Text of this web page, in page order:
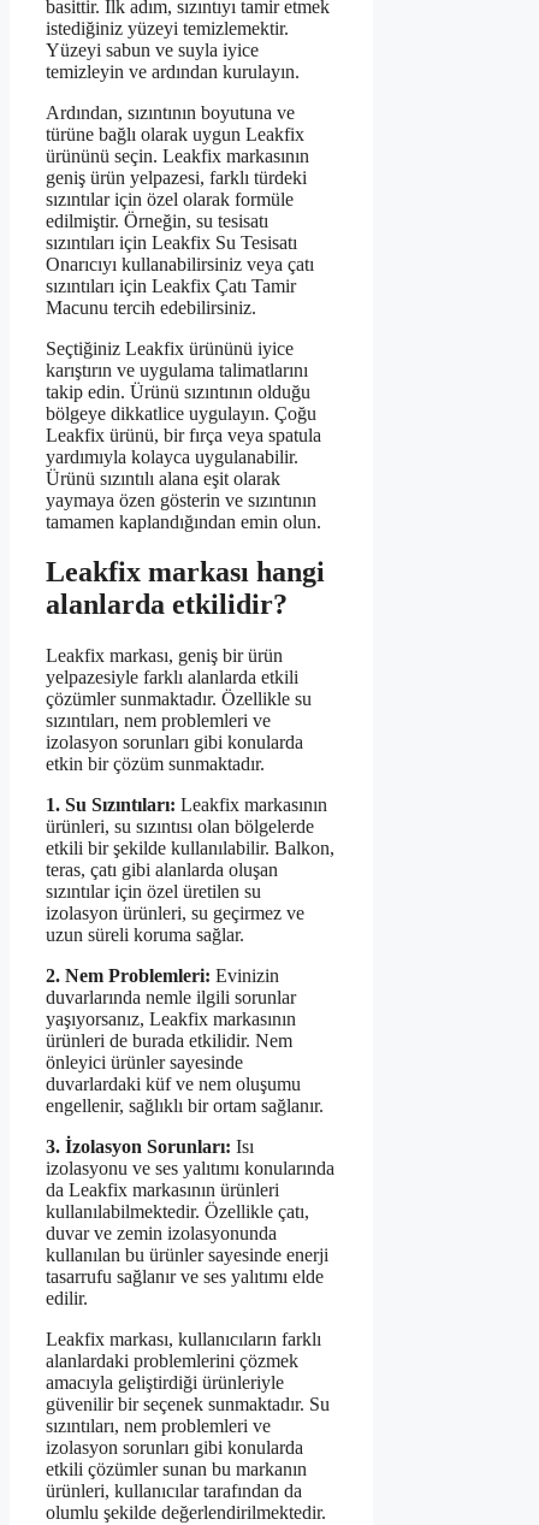
basittir. İlk adım, sızıntıyı tamir etmek
istediğiniz yüzeyi temizlemektir.
Yüzeyi sabun ve suyla iyice
temizleyin ve ardından kurulayın.
Ardından, sızıntının boyutuna ve
türüne bağlı olarak uygun Leakfix
ürününü seçin. Leakfix markasının
geniş ürün yelpazesi, farklı türdeki
sızıntılar için özel olarak formüle
edilmiştir. Örneğin, su tesisatı
sızıntıları için Leakfix Su Tesisatı
Onarıcıyı kullanabilirsiniz veya çatı
sızıntıları için Leakfix Çatı Tamir
Macunu tercih edebilirsiniz.
Seçtiğiniz Leakfix ürününü iyice
karıştırın ve uygulama talimatlarını
takip edin. Ürünü sızıntının olduğu
bölgeye dikkatlice uygulayın. Çoğu
Leakfix ürünü, bir fırça veya spatula
yardımıyla kolayca uygulanabilir.
Ürünü sızıntılı alana eşit olarak
yaymaya özen gösterin ve sızıntının
tamamen kaplandığından emin olun.
Leakfix markası hangi
alanlarda etkilidir?
Leakfix markası, geniş bir ürün
yelpazesiyle farklı alanlarda etkili
çözümler sunmaktadır. Özellikle su
sızıntıları, nem problemleri ve
izolasyon sorunları gibi konularda
etkin bir çözüm sunmaktadır.
1. Su Sızıntıları: Leakfix markasının
ürünleri, su sızıntısı olan bölgelerde
etkili bir şekilde kullanılabilir. Balkon,
teras, çatı gibi alanlarda oluşan
sızıntılar için özel üretilen su
izolasyon ürünleri, su geçirmez ve
uzun süreli koruma sağlar.
2. Nem Problemleri: Evinizin
duvarlarında nemle ilgili sorunlar
yaşıyorsanız, Leakfix markasının
ürünleri de burada etkilidir. Nem
önleyici ürünler sayesinde
duvarlardaki küf ve nem oluşumu
engellenir, sağlıklı bir ortam sağlanır.
3. İzolasyon Sorunları: Isı
izolasyonu ve ses yalıtımı konularında
da Leakfix markasının ürünleri
kullanılabilmektedir. Özellikle çatı,
duvar ve zemin izolasyonunda
kullanılan bu ürünler sayesinde enerji
tasarrufu sağlanır ve ses yalıtımı elde
edilir.
Leakfix markası, kullanıcıların farklı
alanlardaki problemlerini çözmek
amacıyla geliştirdiği ürünleriyle
güvenilir bir seçenek sunmaktadır. Su
sızıntıları, nem problemleri ve
izolasyon sorunları gibi konularda
etkili çözümler sunan bu markanın
ürünleri, kullanıcılar tarafından da
olumlu şekilde değerlendirilmektedir.